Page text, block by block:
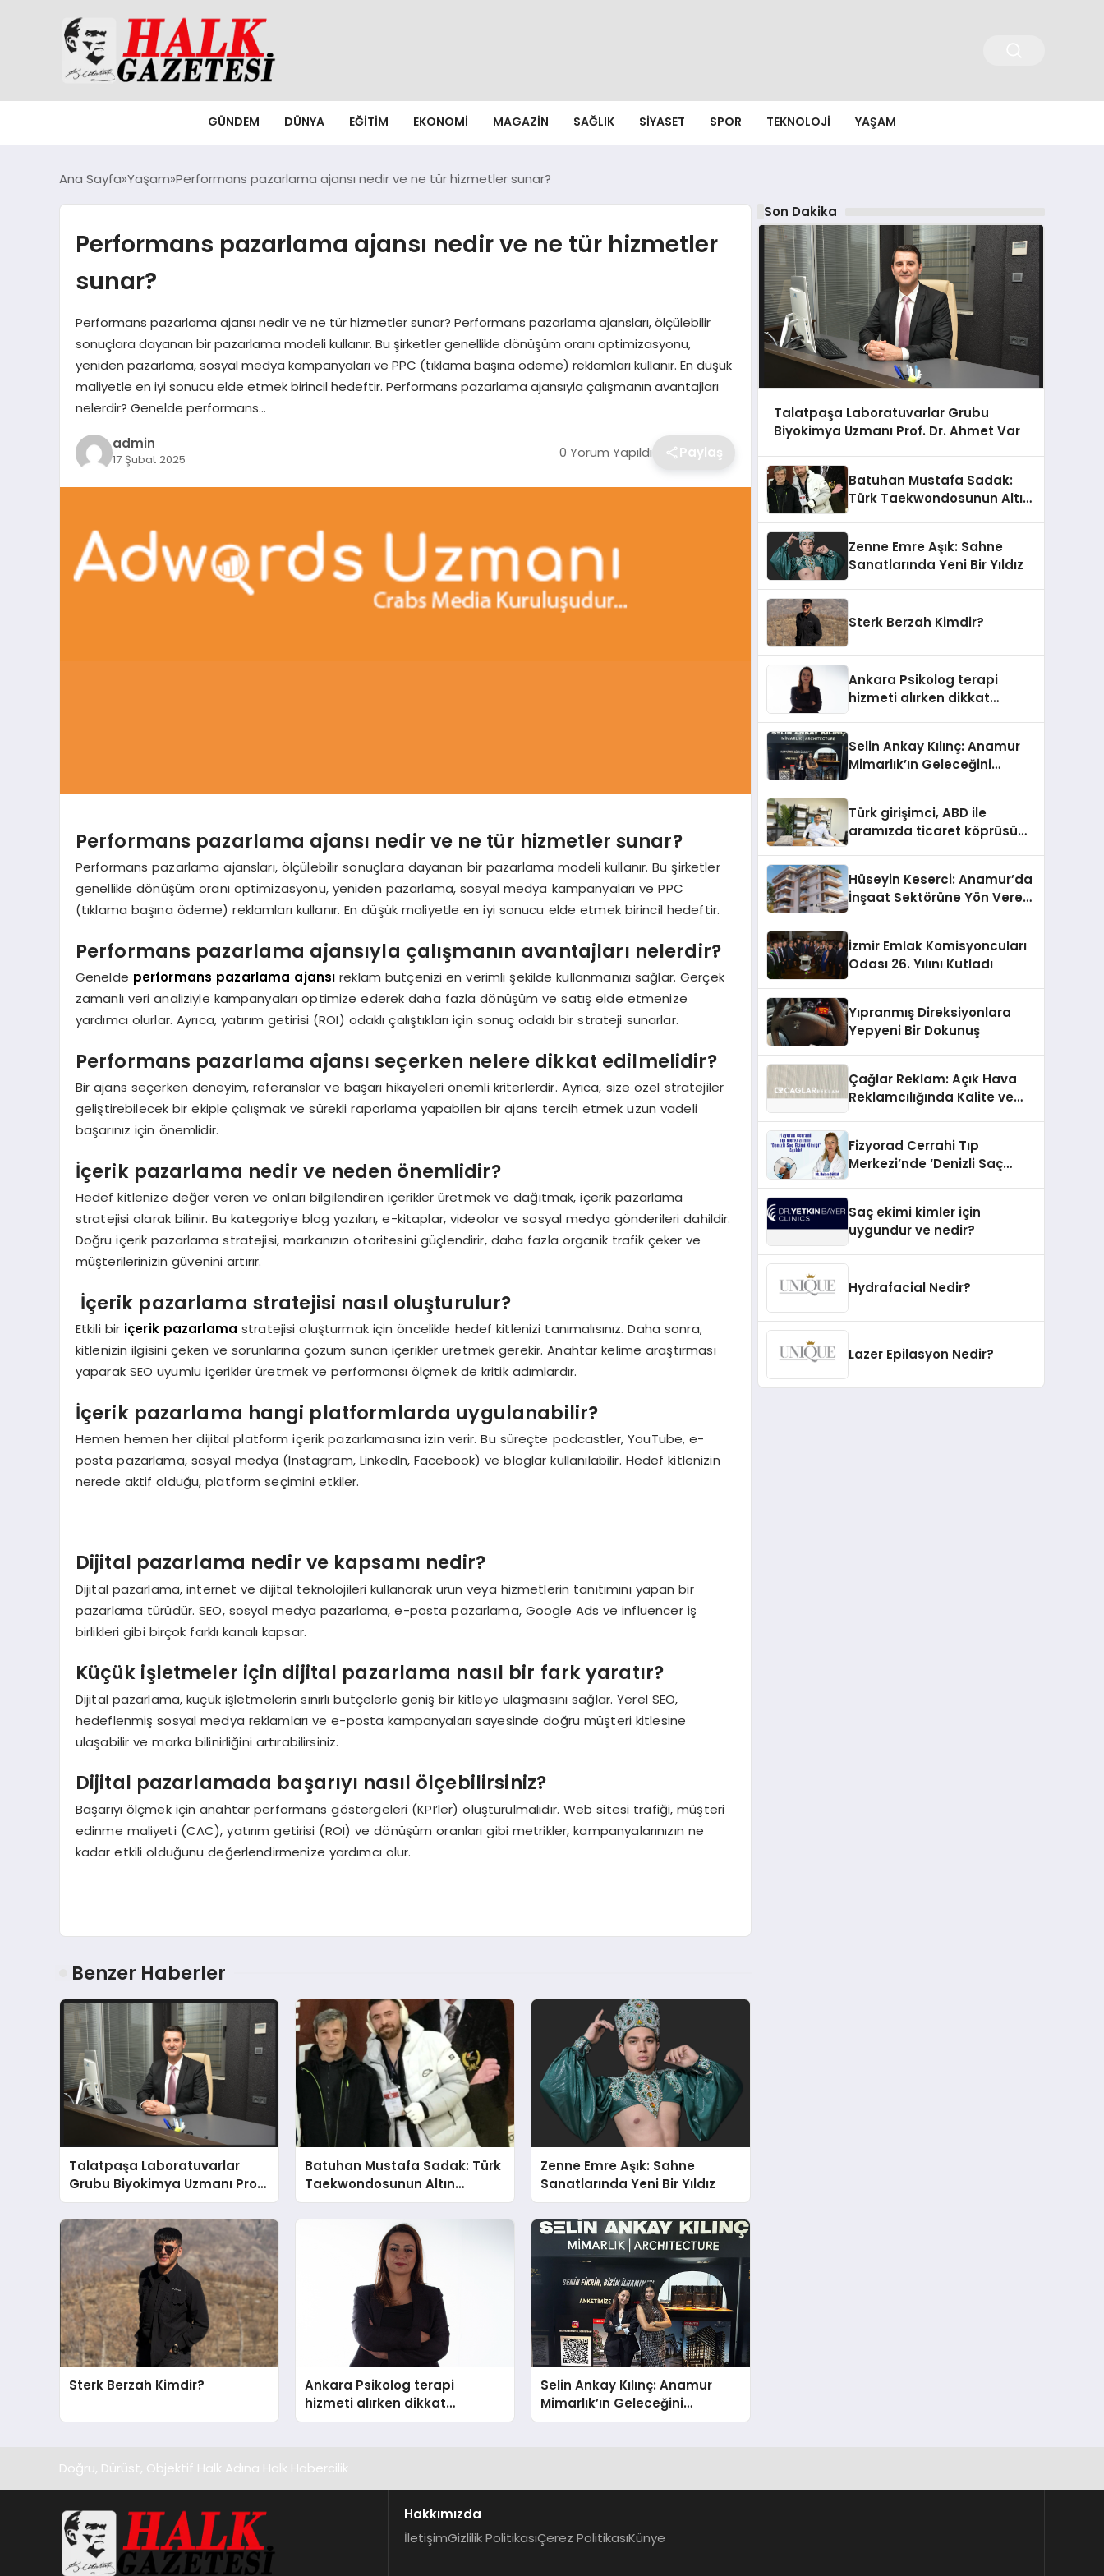
GÜNDEM DÜNYA EĞITIM EKONOMI MAGAZIN SAĞLIK SIYASET SPOR TEKNOLOJI YAŞAM
Ana Sayfa Yaşam Performans pazarlama ajansı nedir ve ne tür hizmetler sunar?
Performans pazarlama ajansı nedir ve ne tür hizmetler
sunar?
Performans pazarlama ajansı nedir ve ne tür hizmetler sunar? Performans pazarlama ajansları, ölçülebilir
sonuçlara dayanan bir pazarlama modeli kullanır. Bu şirketler genellikle dönüşüm oranı optimizasyonu,
yeniden pazarlama, sosyal medya kampanyaları ve PPC (tıklama başına ödeme) reklamları kullanır. En düşük
maliyetle en iyi sonucu elde etmek birincil hedeftir. Performans pazarlama ajansıyla çalışmanın avantajları
nelerdir? Genelde performans…
admin
17 Şubat 2025 0 Yorum Yapıldı Paylaş
Performans pazarlama ajansı nedir ve ne tür hizmetler sunar?
Performans pazarlama ajansları, ölçülebilir sonuçlara dayanan bir pazarlama modeli kullanır. Bu şirketler
genellikle dönüşüm oranı optimizasyonu, yeniden pazarlama, sosyal medya kampanyaları ve PPC
(tıklama başına ödeme) reklamları kullanır. En düşük maliyetle en iyi sonucu elde etmek birincil hedeftir.
Performans pazarlama ajansıyla çalışmanın avantajları nelerdir?
Genelde performans pazarlama ajansı reklam bütçenizi en verimli şekilde kullanmanızı sağlar. Gerçek
zamanlı veri analiziyle kampanyaları optimize ederek daha fazla dönüşüm ve satış elde etmenize
yardımcı olurlar. Ayrıca, yatırım getirisi (ROI) odaklı çalıştıkları için sonuç odaklı bir strateji sunarlar.
Performans pazarlama ajansı seçerken nelere dikkat edilmelidir?
Bir ajans seçerken deneyim, referanslar ve başarı hikayeleri önemli kriterlerdir. Ayrıca, size özel stratejiler
geliştirebilecek bir ekiple çalışmak ve sürekli raporlama yapabilen bir ajans tercih etmek uzun vadeli
başarınız için önemlidir.
İçerik pazarlama nedir ve neden önemlidir?
Hedef kitlenize değer veren ve onları bilgilendiren içerikler üretmek ve dağıtmak, içerik pazarlama
stratejisi olarak bilinir. Bu kategoriye blog yazıları, e-kitaplar, videolar ve sosyal medya gönderileri dahildir.
Doğru içerik pazarlama stratejisi, markanızın otoritesini güçlendirir, daha fazla organik trafik çeker ve
müşterilerinizin güvenini artırır.
İçerik pazarlama stratejisi nasıl oluşturulur?
Etkili bir içerik pazarlama stratejisi oluşturmak için öncelikle hedef kitlenizi tanımalısınız. Daha sonra,
kitlenizin ilgisini çeken ve sorunlarına çözüm sunan içerikler üretmek gerekir. Anahtar kelime araştırması
yaparak SEO uyumlu içerikler üretmek ve performansı ölçmek de kritik adımlardır.
İçerik pazarlama hangi platformlarda uygulanabilir?
Hemen hemen her dijital platform içerik pazarlamasına izin verir. Bu süreçte podcastler, YouTube, e-
posta pazarlama, sosyal medya (Instagram, LinkedIn, Facebook) ve bloglar kullanılabilir. Hedef kitlenizin
nerede aktif olduğu, platform seçimini etkiler.
Dijital pazarlama nedir ve kapsamı nedir?
Dijital pazarlama, internet ve dijital teknolojileri kullanarak ürün veya hizmetlerin tanıtımını yapan bir
pazarlama türüdür. SEO, sosyal medya pazarlama, e-posta pazarlama, Google Ads ve influencer iş
birlikleri gibi birçok farklı kanalı kapsar.
Küçük işletmeler için dijital pazarlama nasıl bir fark yaratır?
Dijital pazarlama, küçük işletmelerin sınırlı bütçelerle geniş bir kitleye ulaşmasını sağlar. Yerel SEO,
hedeflenmiş sosyal medya reklamları ve e-posta kampanyaları sayesinde doğru müşteri kitlesine
ulaşabilir ve marka bilinirliğini artırabilirsiniz.
Dijital pazarlamada başarıyı nasıl ölçebilirsiniz?
Başarıyı ölçmek için anahtar performans göstergeleri (KPI’ler) oluşturulmalıdır. Web sitesi trafiği, müşteri
edinme maliyeti (CAC), yatırım getirisi (ROI) ve dönüşüm oranları gibi metrikler, kampanyalarınızın ne
kadar etkili olduğunu değerlendirmenize yardımcı olur.
Benzer Haberler
Talatpaşa Laboratuvarlar
Grubu Biyokimya Uzmanı Prof.
Dr. Ahmet Var
Batuhan Mustafa Sadak: Türk
Taekwondosunun Altın
Yumruğu
Zenne Emre Aşık: Sahne
Sanatlarında Yeni Bir Yıldız
Sterk Berzah Kimdir?
Ankara Psikolog terapi
hizmeti alırken dikkat
edilecek hususlar
Selin Ankay Kılınç: Anamur
Mimarlık’ın Geleceğini
Şekillendiren Yöneticisi
Son Dakika
Talatpaşa Laboratuvarlar Grubu
Biyokimya Uzmanı Prof. Dr. Ahmet Var
Batuhan Mustafa Sadak:
Türk Taekwondosunun Altın
Zenne Emre Aşık: Sahne
Sanatlarında Yeni Bir Yıldız
Sterk Berzah Kimdir?
Ankara Psikolog terapi
hizmeti alırken dikkat
Selin Ankay Kılınç: Anamur
Mimarlık’ın Geleceğini
Türk girişimci, ABD ile
aramızda ticaret köprüsü
Hüseyin Keserci: Anamur’da
İnşaat Sektörüne Yön Veren
İzmir Emlak Komisyoncuları
Odası 26. Yılını Kutladı
Yıpranmış Direksiyonlara
Yepyeni Bir Dokunuş
Çağlar Reklam: Açık Hava
Reklamcılığında Kalite ve
Fizyorad Cerrahi Tıp
Merkezi’nde ‘Denizli Saç
Saç ekimi kimler için
uygundur ve nedir?
Hydrafacial Nedir?
Lazer Epilasyon Nedir?
Doğru, Dürüst, Objektif Halk Adına Halk Habercilik
Hakkımızda
İletişimGizlilik PolitikasıÇerez PolitikasıKünye